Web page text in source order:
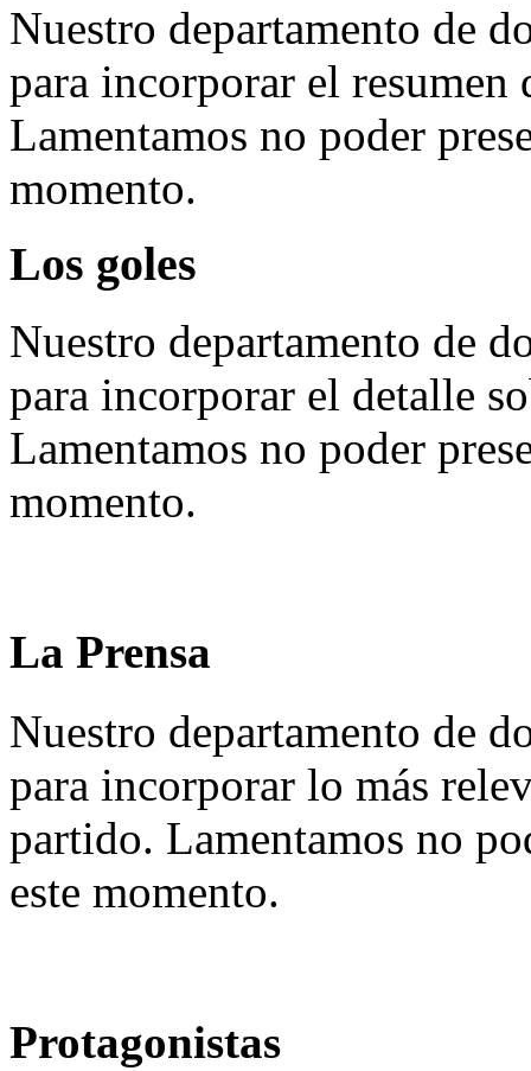
Nuestro departamento de
para incorporar el
Lamentamos no poder
momento.
Los goles
Nuestro departamento de
para incorporar el detalle
Lamentamos no poder
momento.
La Prensa
Nuestro departamento de
para incorporar lo más
partido. Lamentamos no
este momento.
Protagonistas